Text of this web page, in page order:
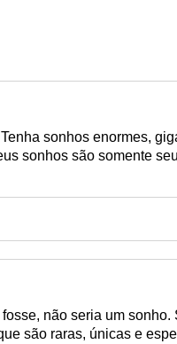
sonhos enormes,
sonhos são somente
não seria um
são raras, únicas e